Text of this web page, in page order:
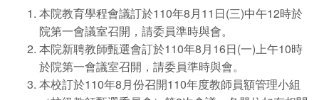
本院教育學程會議訂於110年8月11日(三)中午12時於
院第一會議室召開，請委員準時與會。
本院新聘教師甄選會訂於110年8月16日(一)上午10時
於院第一會議室召開，請委員準時與會。
本校訂於110年8月份召開110年度教師員額管理小組